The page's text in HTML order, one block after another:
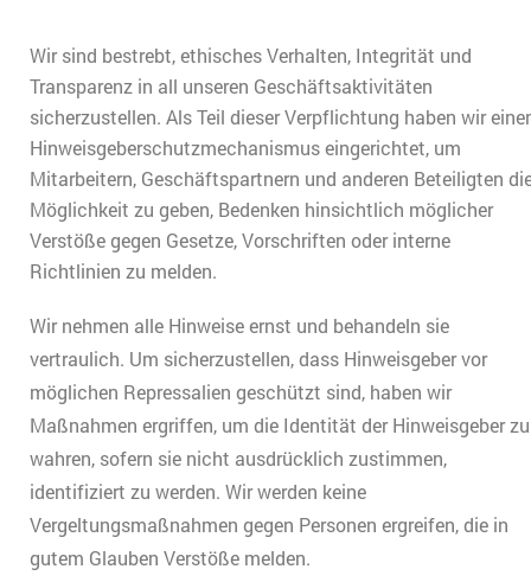
Wir sind bestrebt, ethisches Verhalten, Integrität und
Transparenz in all unseren Geschäftsaktivitäten
sicherzustellen. Als Teil dieser Verpflichtung haben wir
Hinweisgeberschutzmechanismus eingerichtet, um
Mitarbeitern, Geschäftspartnern und anderen Beteiligten
Möglichkeit zu geben, Bedenken hinsichtlich möglicher
Verstöße gegen Gesetze, Vorschriften oder interne
Richtlinien zu melden.
Wir nehmen alle Hinweise ernst und behandeln sie
vertraulich. Um sicherzustellen, dass Hinweisgeber vor
möglichen Repressalien geschützt sind, haben wir
Maßnahmen ergriffen, um die Identität der Hinweisgeber zu
wahren, sofern sie nicht ausdrücklich zustimmen,
identifiziert zu werden. Wir werden keine
Vergeltungsmaßnahmen gegen Personen ergreifen, die in
gutem Glauben Verstöße melden.